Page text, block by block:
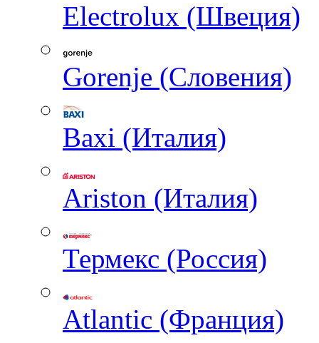
Electrolux (Швеция)
Gorenje (Словения)
Baxi (Италия)
Ariston (Италия)
Термекс (Россия)
Atlantic (Франция)